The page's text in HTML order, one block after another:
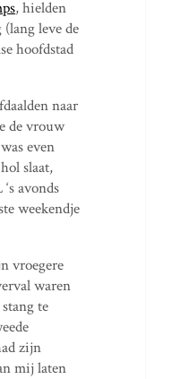
, hielden
leve de
hoofdstad
naar
de vrouw
even
slaat,
avonds
weekendje
vroegere
waren
te
zijn
mij laten